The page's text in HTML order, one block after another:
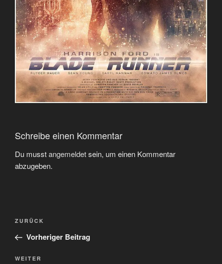
Schreibe einen Kommentar
Du musstangemeldetsein, um einen Kommentar
abzugeben.
Beitragsnavigation
Vorheriger
Beitrag
ZURÜCK
Vorheriger Beitrag
Nächster
WEITER